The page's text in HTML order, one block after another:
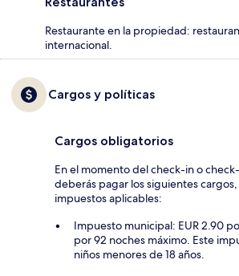
Restaurante en la propiedad:
internacional.
Cargos y políticas
Cargos obligatorios
En el momento del check-in o
deberás pagar los siguientes
impuestos aplicables:
Impuesto municipal: EUR 2.90
por 92 noches máximo. Este
niños menores de 18 años.